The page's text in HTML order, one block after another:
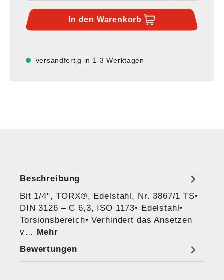
In den Warenkorb
versandfertig in 1-3 Werktagen
Beschreibung
Bit 1/4", TORX®, Edelstahl, Nr. 3867/1 TS•
DIN 3126 – C 6,3, ISO 1173• Edelstahl•
Torsionsbereich• Verhindert das Ansetzen
v… Mehr
Bewertungen